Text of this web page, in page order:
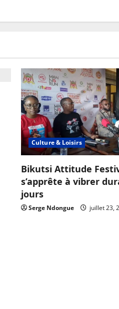
Culture & Loisirs
Bikutsi Attitude
s’apprête à vibrer
jours
Serge Ndongue juillet 23,